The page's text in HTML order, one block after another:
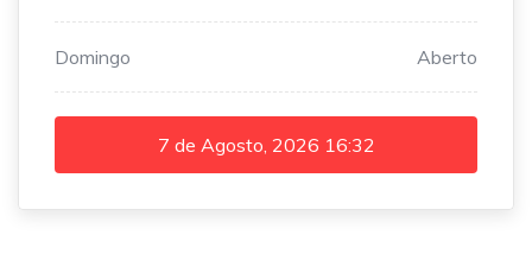
Domingo Aberto
7 de Agosto, 2026 16:32